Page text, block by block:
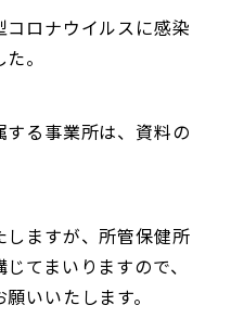
ロナウイルスに感染
。
る事業所は、資料の
しますが、所管保健所
てまいりますので、
いいたします。